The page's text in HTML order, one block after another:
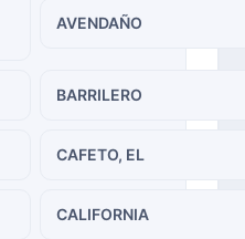
AVENDAÑO
BARRILERO
CAFETO, EL
CALIFORNIA